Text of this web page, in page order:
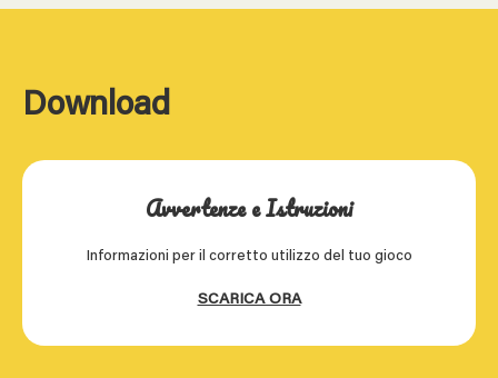
Download
Avvertenze e Istruzioni
Informazioni per il corretto utilizzo del tuo gioco
SCARICA ORA